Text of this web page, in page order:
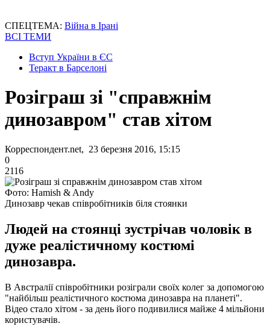
СПЕЦТЕМА: Війна в Ірані
ВСІ ТЕМИ
Вступ України в ЄС
Теракт в Барселоні
Розіграш зі "справжнім
динозавром" став хітом
Корреспондент.net, 23 березня 2016, 15:15
0
2116
Фото: Hamish & Andy
Динозавр чекав співробітників біля стоянки
Людей на стоянці зустрічав чоловік в
дуже реалістичному костюмі
динозавра.
В Австралії співробітники розіграли своїх колег за допомогою
"найбільш реалістичного костюма динозавра на планеті".
Відео стало хітом - за день його подивилися майже 4 мільйони
користувачів.